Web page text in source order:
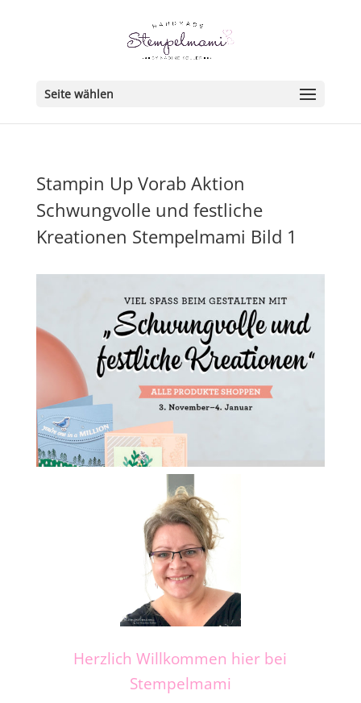
Seite wählen
Stampin Up Vorab Aktion
Schwungvolle und festliche
Kreationen Stempelmami Bild 1
Herzlich Willkommen hier bei
Stempelmami